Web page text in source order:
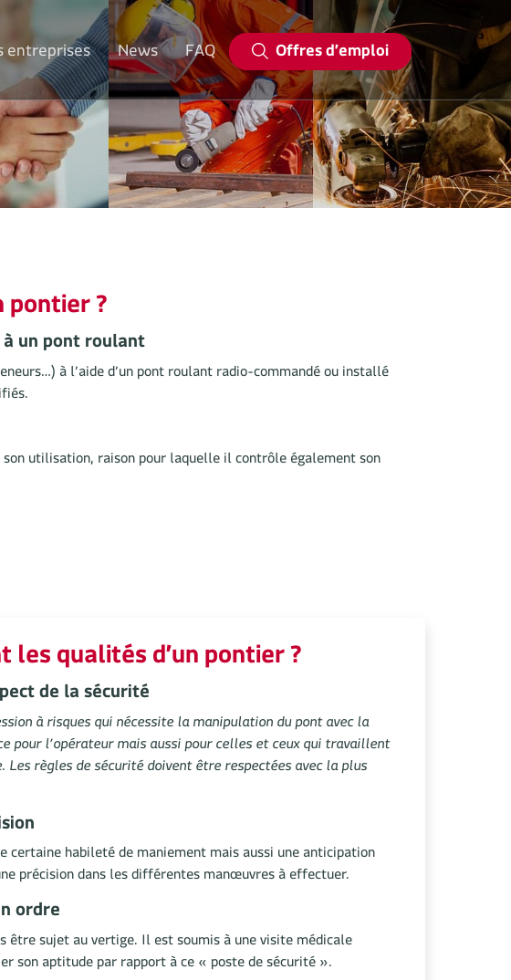
entreprises News FAQ Offres d’emploi
?
un pont roulant
à l’aide d’un pont roulant radio-commandé ou installé
utilisation, raison pour laquelle il contrôle également son
les qualités d’un pontier ?
de la sécurité
à risques qui nécessite la manipulation du pont avec la
pour l’opérateur mais aussi pour celles et ceux qui travaillent
Les règles de sécurité doivent être respectées avec la plus
certaine habileté de maniement mais aussi une anticipation
précision dans les différentes manœuvres à effectuer.
ordre
être sujet au vertige. Il est soumis à une visite médicale
son aptitude par rapport à ce « poste de sécurité ».